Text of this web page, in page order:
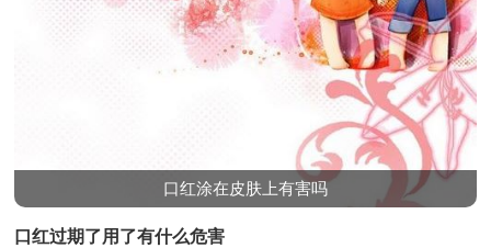
口红涂在皮肤上有害吗
口红过期了用了有什么危害